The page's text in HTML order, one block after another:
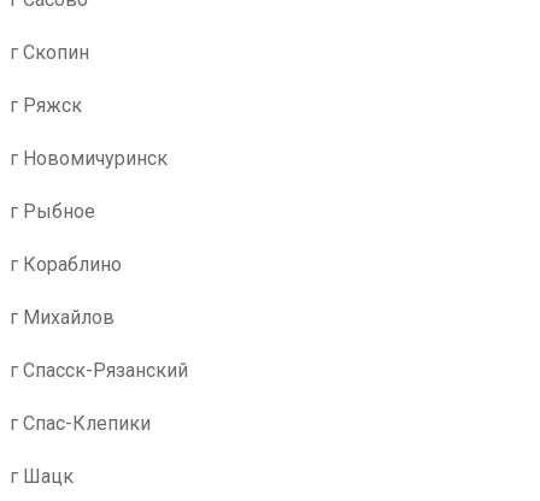
г Скопин
г Ряжск
г Новомичуринск
г Рыбное
г Кораблино
г Михайлов
г Спасск-Рязанский
г Спас-Клепики
г Шацк